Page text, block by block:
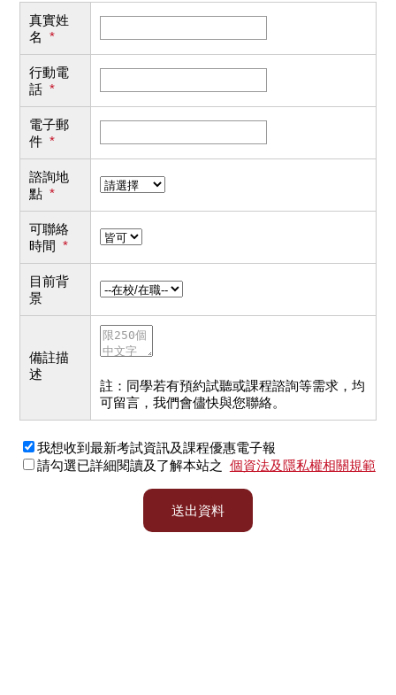
真實姓
名 *
行動電
話 *
電子郵
件 *
諮詢地
點 *
可聯絡
時間 *
目前背
景
備註描
述
註：同學若有預約試聽或課程諮詢等需求，均
可留言，我們會儘快與您聯絡。
我想收到最新考試資訊及課程優惠電子報
請勾選已詳細閱讀及了解本站之 個資法及隱私權相關規範
送出資料